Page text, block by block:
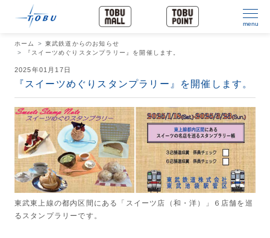
menu
ホーム
東武鉄道からのお知らせ
『スイーツめぐりスタンプラリー』を開催します。
2025年01月17日
『スイーツめぐりスタンプラリー』を開催します。
東武東上線の都内区間にある「スイーツ店（和・洋）」６店舗を巡
るスタンプラリーです。